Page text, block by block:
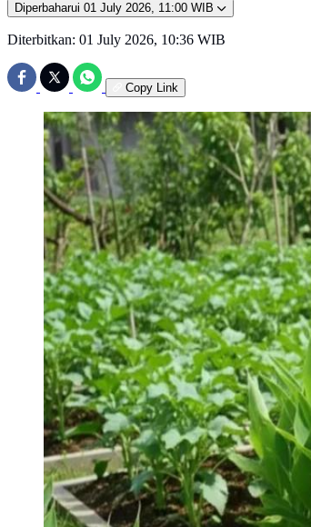
Diperbaharui 01 July 2026, 11:00 WIB
Diterbitkan: 01 July 2026, 10:36 WIB
Copy Link